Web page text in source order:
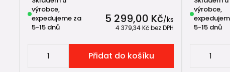
5 299,00 Kč/ks
4 379,34 Kčbez DPH
výrobce,
expedujeme za
5-15 dnů
Přidat do košíku
výrobce,
5-15 dnů